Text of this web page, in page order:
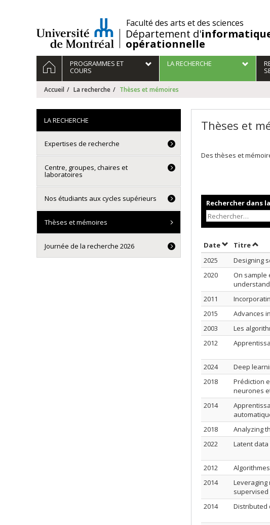
/Faculté des arts et des sciences
Département d'
opérationnelle
Navigation
principale
ACCUEILPROGRAMMES ET
COURS
LA RECHERCHE
Accueil La recherche Thèses et mémoires
Thèses et
Des thèses et
Rechercher dans
DateTrier par date
TitreTrier
2025
Designing
2020
On sample
2011
2015
Advances
2003
Les
2012
2024 Deep
2018
Prédiction
neurones
2014
2018 Analyzing
2022
Latent
2012
2014
supervised
2014
Distributed
LA RECHERCHE
Expertises de recherche
Centre, groupes, chaires et
laboratoires
Nos étudiants aux cycles supérieurs
Thèses et mémoires
Journée de la recherche 2026